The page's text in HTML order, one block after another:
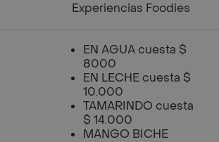
Experiencias Foodies
EN AGUA cuesta $
8000
EN LECHE cuesta $
10.000
TAMARINDO cuesta
$ 14.000
MANGO BICHE